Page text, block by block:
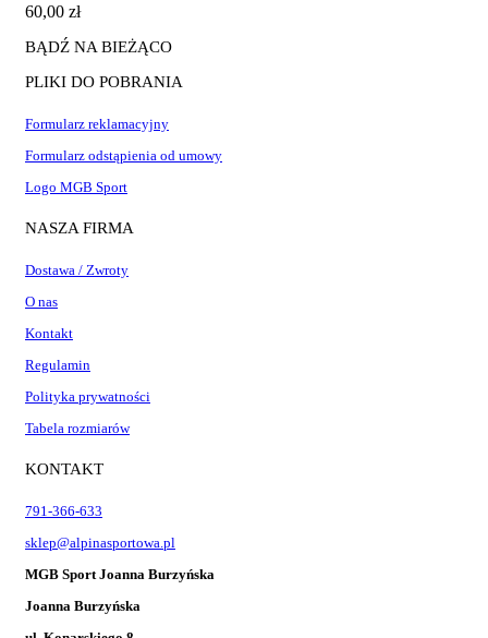
60,00 zł
BĄDŹ NA BIEŻĄCO
PLIKI DO POBRANIA
Formularz reklamacyjny
Formularz odstąpienia od umowy
Logo MGB Sport
NASZA FIRMA
Dostawa / Zwroty
O nas
Kontakt
Regulamin
Polityka prywatności
Tabela rozmiarów
KONTAKT
791-366-633
sklep@alpinasportowa.pl
MGB Sport Joanna Burzyńska
Joanna Burzyńska